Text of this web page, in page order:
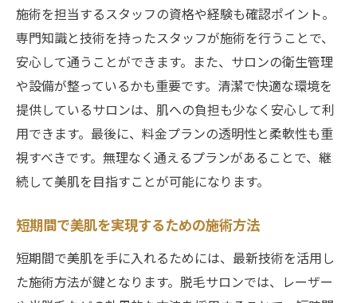
施術回数を減らすための選択肢
短期集中で美肌を実感する脱毛サロンの秘密
短期間で美肌を手に入れるための施術技術
肌に優しい施術で安心して通える理由
施術前後のケアで効果を最大化
短期集中に特化した施術プログラムの魅力
選ばれる脱毛サロンの共通点とは
短期間で効果を実感脱毛サロンの注目ポイント
最新技術を駆使した施術方法の紹介
施術が早いサロンの選び方
施術を担当するスタッフの資格や経験も確認ポイント。
専門知識と技術を持ったスタッフが施術を行うことで、
安心して通うことができます。また、サロンの衛生管理
や設備が整っているかも重要です。清潔で快適な環境を
提供しているサロンは、肌への負担も少なく安心して利
用できます。最後に、料金プランの透明性と柔軟性も重
視すべきです。無理なく通えるプランがあることで、継
続して美肌を目指すことが可能になります。
短期間で美肌を実現するための施術方法
短期間で美肌を手に入れるためには、最新技術を活用し
た施術方法が鍵となります。脱毛サロンでは、レーザー